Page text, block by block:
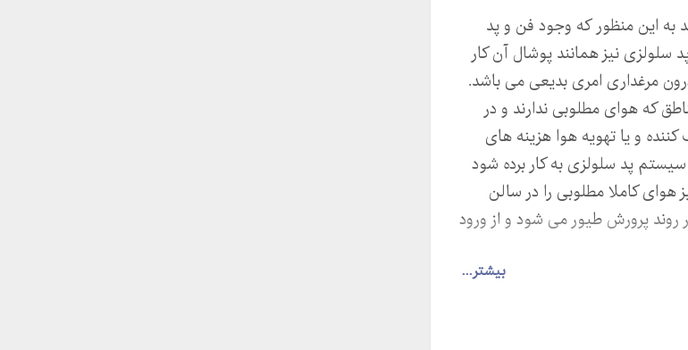
بیشتر...
به این منظور که وجود فن و پد
نیز همانند پوشال آن کار
مرغداری امری بدیعی می باشد.
که هوای مطلوبی ندارند و در
و یا تهویه هوا هزینه های
سیستم پد سلولزی به کار برده شود
کاملا مطلوبی را در سالن
پرورش طیور می شود و از ورود
بیشتری دارد و سبب افت فشار
گیری می کند و دی اکسید کربن را